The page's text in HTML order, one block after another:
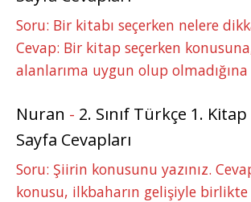
Soru: Bir kitabı seçerken nelere
Cevap: Bir kitap seçerken
alanlarıma uygun olup
Nuran - 2. Sınıf Türkçe 1.
Sayfa Cevapları
Soru: Şiirin konusunu yazınız.
konusu, ilkbaharın gelişiyle birlikte